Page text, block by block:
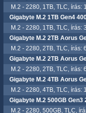
M.2 - 2280, 1TB, TLC, írás:
Gigabyte M.2 1TB Gen4
M.2 - 2280, 1TB, TLC, írás:
Gigabyte M.2 2TB Aorus
M.2 - 2280, 2TB, TLC, írás:
Gigabyte M.2 2TB Aorus
M.2 - 2280, 2TB, TLC, írás:
Gigabyte M.2 4TB Aorus
M.2 - 2280, 4TB, TLC, írás:
Gigabyte M.2 500GB Gen3
M.2 - 2280, 500GB, TLC,